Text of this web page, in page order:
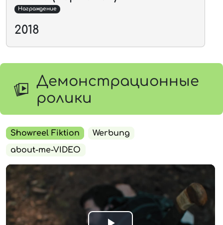
Награждение
2018
Демонстрационные
ролики
Showreel Fiktion
Werbung
about-me-VIDEO